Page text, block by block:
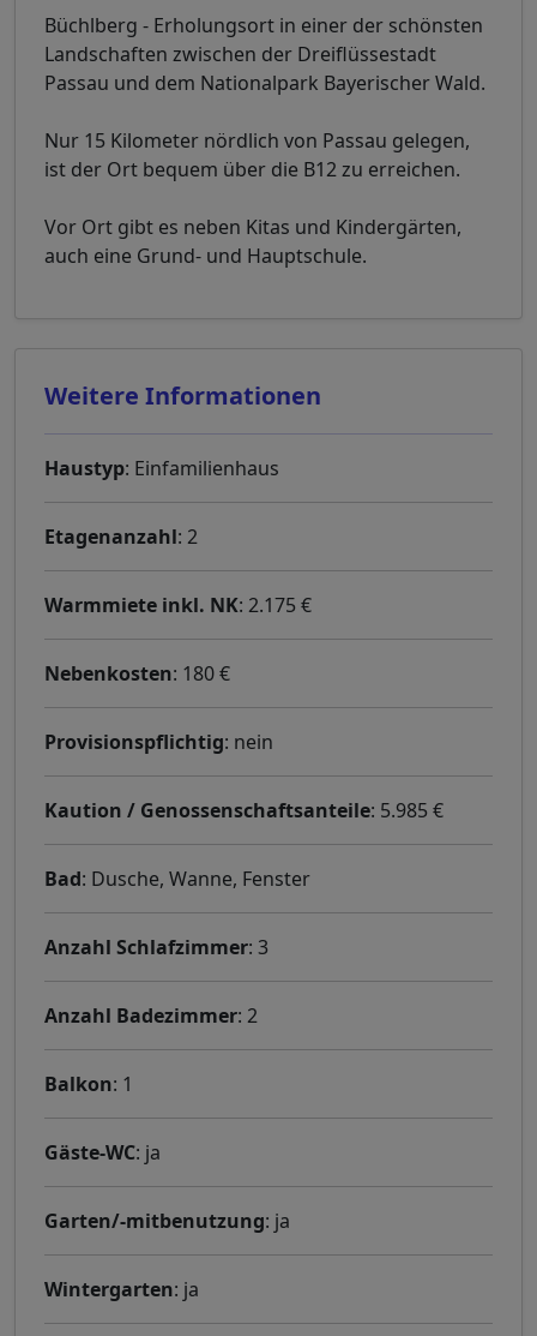
Büchlberg - Erholungsort in einer der schönsten
Landschaften zwischen der Dreiflüssestadt
Passau und dem Nationalpark Bayerischer Wald.
Nur 15 Kilometer nördlich von Passau gelegen,
ist der Ort bequem über die B12 zu erreichen.
Vor Ort gibt es neben Kitas und Kindergärten,
auch eine Grund- und Hauptschule.
Weitere Informationen
Haustyp: Einfamilienhaus
Etagenanzahl: 2
Warmmiete inkl. NK: 2.175 €
Nebenkosten: 180 €
Provisionspflichtig: nein
Kaution / Genossenschaftsanteile: 5.985 €
Bad: Dusche, Wanne, Fenster
Anzahl Schlafzimmer: 3
Anzahl Badezimmer: 2
Balkon: 1
Gäste-WC: ja
Garten/-mitbenutzung: ja
Wintergarten: ja